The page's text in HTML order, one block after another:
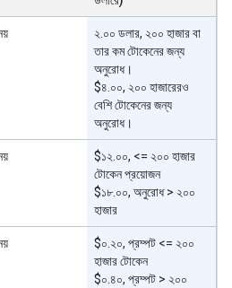
২.০০ ডলার, ২০০ হাজার বা
তার কম টোকেনের জন্য
অনুরোধ।
$৪.০০, ২০০ হাজারেরও
বেশি টোকেনের জন্য
অনুরোধ।
$১২.০০, <= ২০০ হাজার
টোকেন প্রয়োজন
$১৮.০০, অনুরোধ > ২০০
হাজার
$০.২০, প্রম্পট <= ২০০
হাজার টোকেন
$০.৪০, প্রম্পট > ২০০